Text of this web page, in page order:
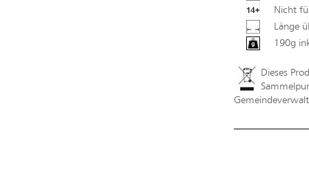
Nicht
Länge
190g
Dieses